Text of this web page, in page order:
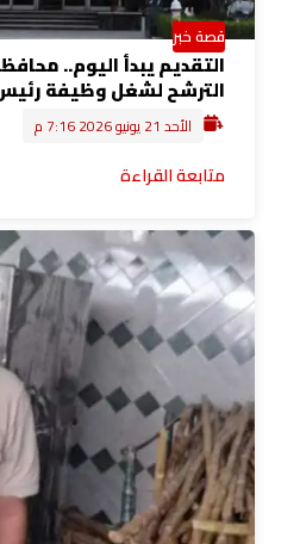
قصة خبر
التقديم يبدأ اليوم..
الترشح لشغل وظيفة رئيس
الأحد 21 يونيو 2026 7:16 م
متابعة القراءة